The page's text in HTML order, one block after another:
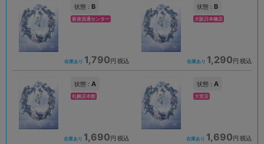
状態 : B
新座流通センター
在庫あり 1,790 円 税込
状態 : B
大阪日本橋店
在庫あり 1,290 円 税込
状態 : A
札幌店本館
在庫あり 1,690 円 税込
状態 : A
大宮店
在庫あり 1,690 円 税込